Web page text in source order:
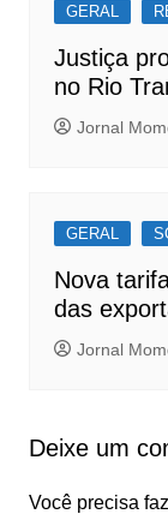
GERAL
Justiça
no Rio
Jornal
GERAL
Nova
das
Jornal
Deixe um
Você precisa